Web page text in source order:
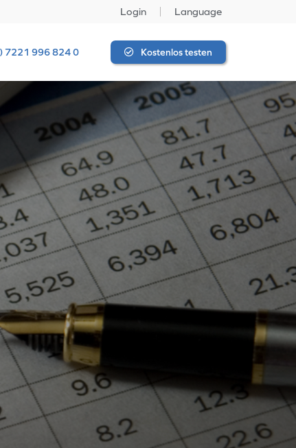
Login Language
7221 996 824 0 Kostenlos testen